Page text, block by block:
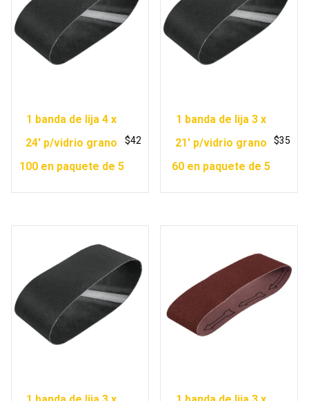
1 banda de lija 4 x
24′ p/vidrio grano
100 en paquete de 5
$42
1 banda de lija 3 x
21′ p/vidrio grano
60 en paquete de 5
$35